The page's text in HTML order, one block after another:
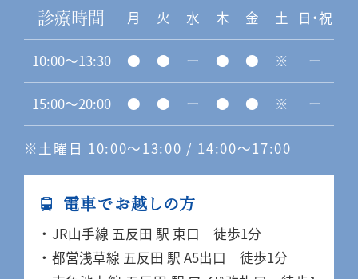
診療時間 月 火 水 木 金 土 日・祝
10:00〜13:30 ● ● ー ● ● ※ ー
15:00〜20:00 ● ● ー ● ● ※ ー
※土曜日 10:00〜13:00 / 14:00〜17:00
電車でお越しの方
JR山手線 五反田 駅 東口 徒歩1分
都営浅草線 五反田 駅 A5出口 徒歩1分